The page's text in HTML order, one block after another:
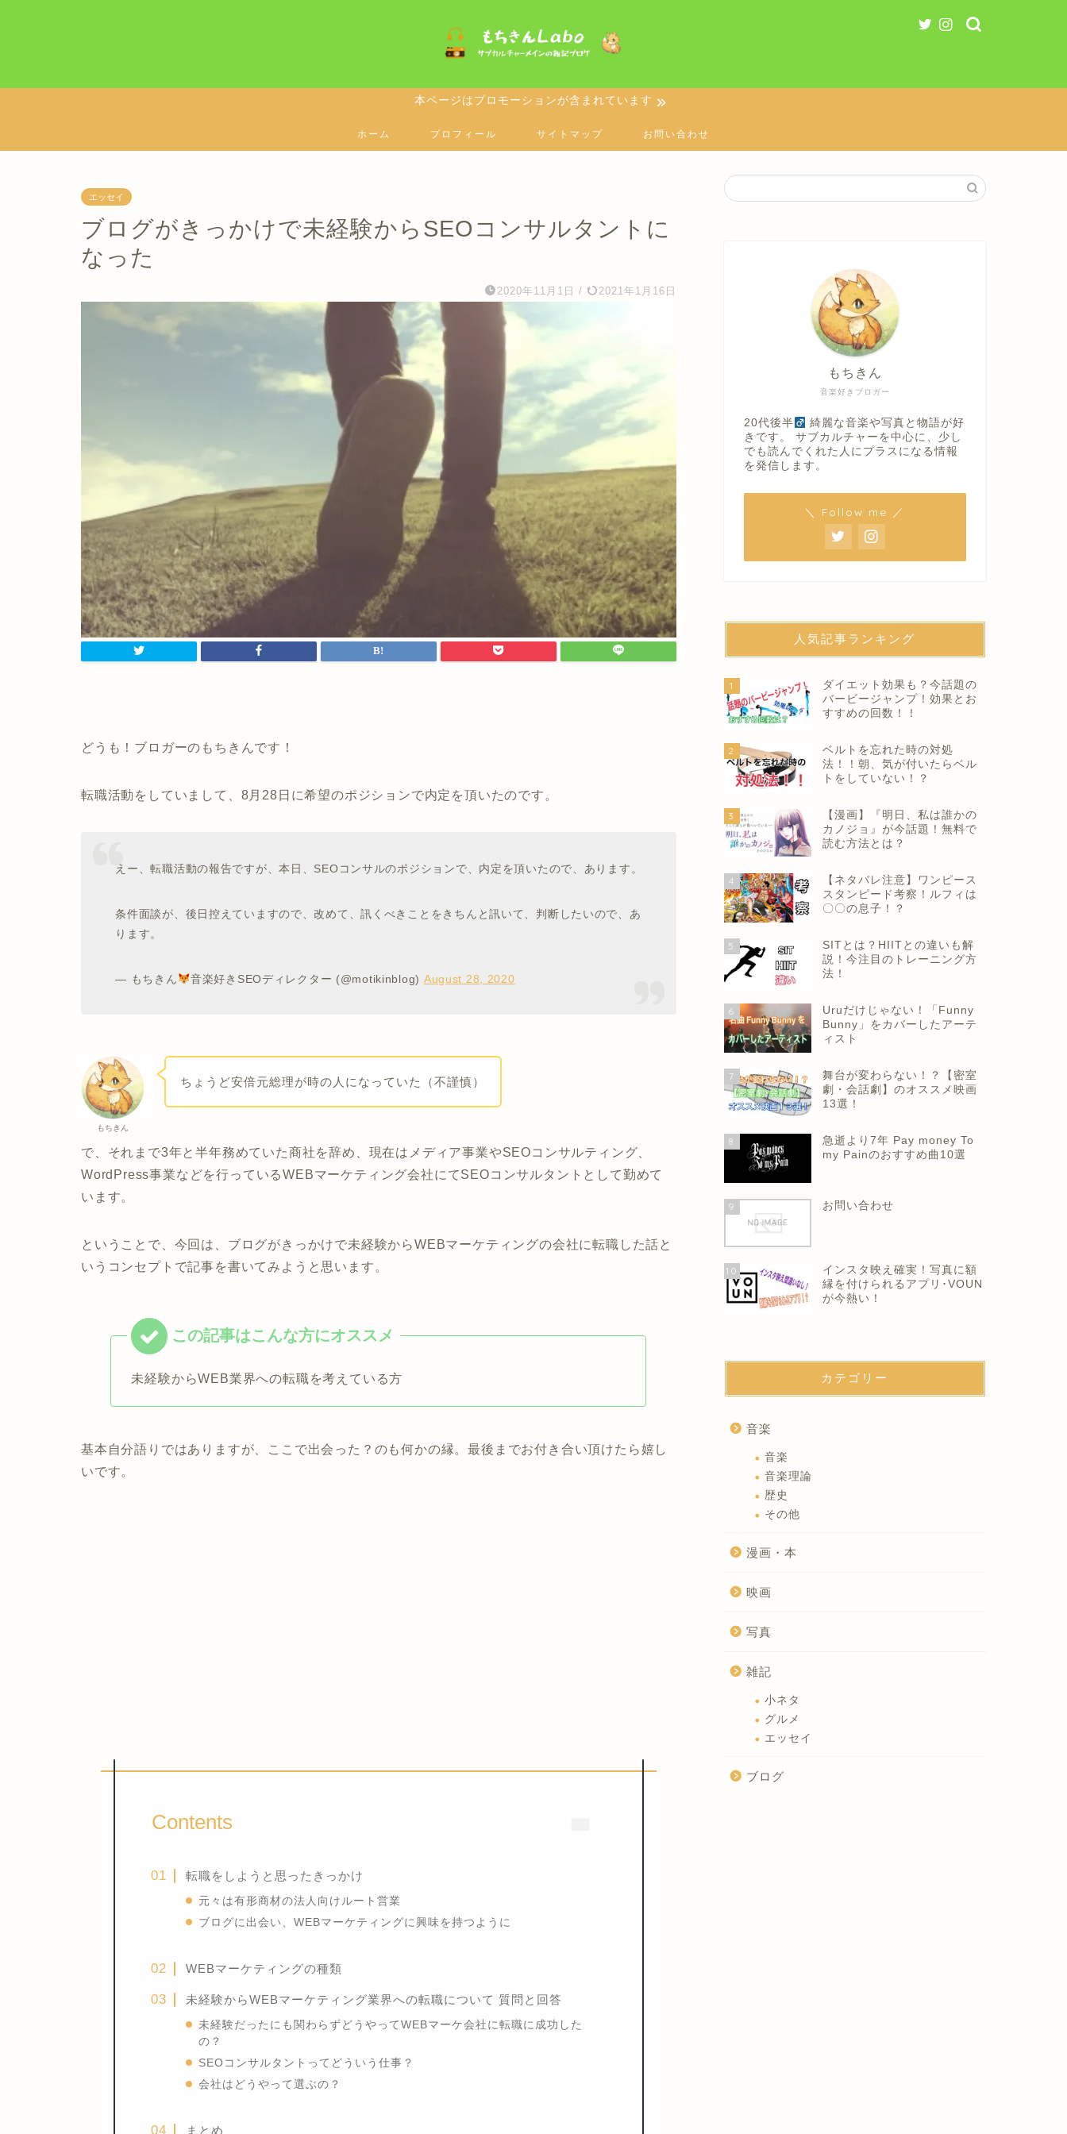
本ページはプロモーションが含まれています
ホーム プロフィール サイトマップ お問い合わせ
エッセイ
ブログがきっかけで未経験からSEOコンサルタントに
なった
2020年11月1日 / 2021年1月16日
どうも！ブロガーのもちきんです！
転職活動をしていまして、8月28日に希望のポジションで内定を頂いたのです。
えー、転職活動の報告ですが、本日、SEOコンサルのポジションで、内定を頂いたので、あります。
条件面談が、後日控えていますので、改めて、訊くべきことをきちんと訊いて、判断したいので、あ
ります。
— もちきん 音楽好きSEOディレクター (@motikinblog) August 28, 2020
もちきん
ちょうど安倍元総理が時の人になっていた（不謹慎）
で、それまで3年と半年務めていた商社を辞め、現在はメディア事業やSEOコンサルティング、
WordPress事業などを行っているWEBマーケティング会社にてSEOコンサルタントとして勤めて
います。
ということで、今回は、ブログがきっかけで未経験からWEBマーケティングの会社に転職した話と
いうコンセプトで記事を書いてみようと思います。
未経験からWEB業界への転職を考えている方
基本自分語りではありますが、ここで出会った？のも何かの縁。最後までお付き合い頂けたら嬉し
いです。
Contents
転職をしようと思ったきっかけ
元々は有形商材の法人向けルート営業
ブログに出会い、WEBマーケティングに興味を持つように
WEBマーケティングの種類
未経験からWEBマーケティング業界への転職について 質問と回答
未経験だったにも関わらずどうやってWEBマーケ会社に転職に成功した
の？
SEOコンサルタントってどういう仕事？
会社はどうやって選ぶの？
まとめ
音楽好きブロガー
もちきん
20代後半
綺麗な音楽や写真と物語が好
きです。 サブカルチャーを中心に、少し
でも読んでくれた人にプラスになる情報
を発信します。
＼ Follow me ／
人気記事ランキング
1
ダイエット効果も？今話題の
バービージャンプ！効果とお
すすめの回数！！
2
ベルトを忘れた時の対処
法！！朝、気が付いたらベル
トをしていない！？
3
【漫画】『明日、私は誰かの
カノジョ』が今話題！無料で
読む方法とは？
4
【ネタバレ注意】ワンピース
スタンピード考察！ルフィは
〇〇の息子！？
5
SITとは？HIITとの違いも解
説！今注目のトレーニング方
法！
6
Uruだけじゃない！「Funny
Bunny」をカバーしたアーテ
ィスト
7
舞台が変わらない！？【密室
劇・会話劇】のオススメ映画
13選！
8
急逝より7年 Pay money To
my Painのおすすめ曲10選
9 お問い合わせ
10
インスタ映え確実！写真に額
縁を付けられるアプリ･VOUN
が今熱い！
カテゴリー
音楽
音楽
音楽理論
歴史
その他
漫画・本
映画
写真
雑記
小ネタ
グルメ
エッセイ
ブログ